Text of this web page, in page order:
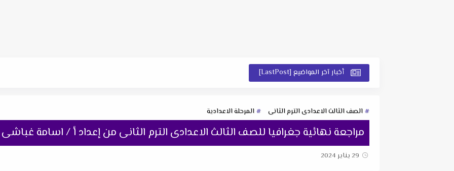
أخبار آخر المواضيع [LastPost]
الصف الثالث الاعدادى الترم الثانى المرحلة الاعدادية
مراجعة نهائية جغرافيا للصف الثالث الاعدادى الترم الثانى من إعداد أ / اسامة غباشى
29 يناير 2024